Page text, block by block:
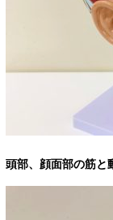
頭部、顔面部の筋と